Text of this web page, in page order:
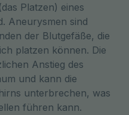
Platzen) eines
Aneurysmen sind
der Blutgefäße, die
platzen können. Die
Anstieg des
und kann die
unterbrechen, was
führen kann.